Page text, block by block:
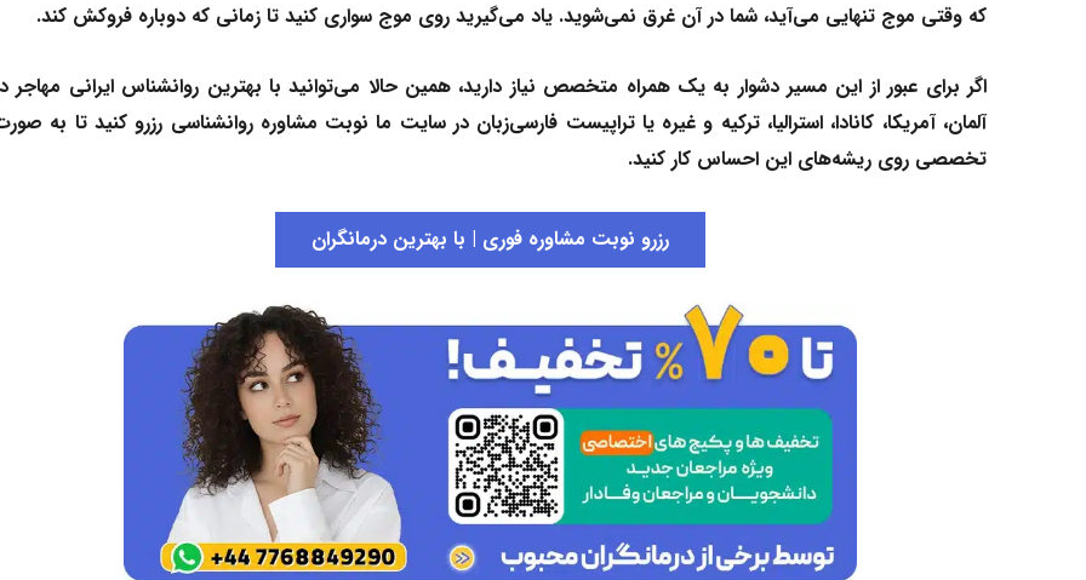
که وقتی موج تنهایی می‌آید، شما در آن غرق نمی‌شوید. یاد می‌گیرید روی موج سواری کنید تا زمانی که دوباره فروکش کند.
اگر برای عبور از این مسیر دشوار به یک همراه متخصص نیاز دارید، همین حالا می‌توانید با بهترین روانشناس ایرانی مهاجر
آلمان، آمریکا، کانادا، استرالیا، ترکیه و غیره یا تراپیست فارسی‌زبان در سایت ما نوبت مشاوره روانشناسی رزرو کنید تا به
تخصصی روی ریشه‌های این احساس کار کنید.
رزرو نوبت مشاوره فوری | با بهترین درمانگران